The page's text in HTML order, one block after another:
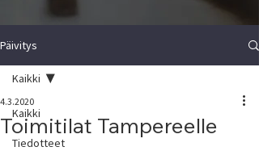
Päivitys
Kaikki
Tiedotteet
Kaikki
Toimitilat Tampereelle
4.3.2020